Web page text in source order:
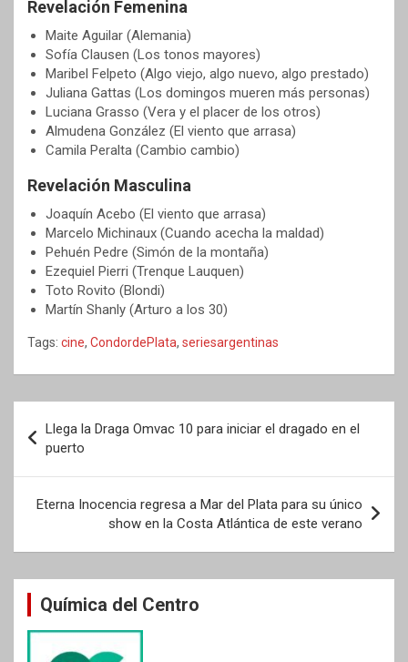
Revelación Femenina
Maite Aguilar (Alemania)
Sofía Clausen (Los tonos mayores)
Maribel Felpeto (Algo viejo, algo nuevo, algo prestado)
Juliana Gattas (Los domingos mueren más personas)
Luciana Grasso (Vera y el placer de los otros)
Almudena González (El viento que arrasa)
Camila Peralta (Cambio cambio)
Revelación Masculina
Joaquín Acebo (El viento que arrasa)
Marcelo Michinaux (Cuando acecha la maldad)
Pehuén Pedre (Simón de la montaña)
Ezequiel Pierri (Trenque Lauquen)
Toto Rovito (Blondi)
Martín Shanly (Arturo a los 30)
Tags: cine, CondordePlata, seriesargentinas
de
entradas
Llega la Draga Omvac 10 para iniciar el dragado en el
puerto
Eterna Inocencia regresa a Mar del Plata para su único
show en la Costa Atlántica de este verano
Química del Centro